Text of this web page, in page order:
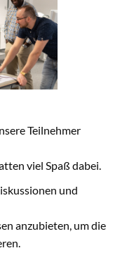
Teilnehmer
viel Spaß dabei.
und
anzubieten, um die